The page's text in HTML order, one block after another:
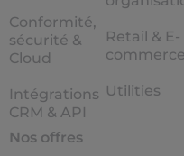
Conformité,
sécurité &
Cloud
Intégrations
CRM & API
Nos offres
Retail & E-
commerce
Utilities